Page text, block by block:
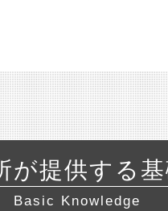
が提供する
Basic Knowledge